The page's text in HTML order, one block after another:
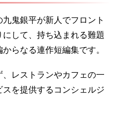
鬼銀平が新人でフロント
して、持ち込まれる難題
らなる連作短編集です。
レストランやカフェの一
を提供するコンシェルジ